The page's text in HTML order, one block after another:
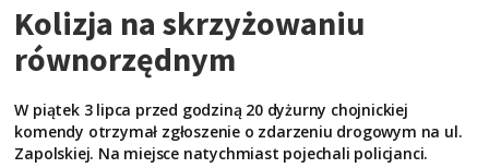
Kolizja na skrzyżowaniu
równorzędnym
W piątek 3 lipca przed godziną 20 dyżurny chojnickiej
komendy otrzymał zgłoszenie o zdarzeniu drogowym na ul.
Zapolskiej. Na miejsce natychmiast pojechali policjanci.